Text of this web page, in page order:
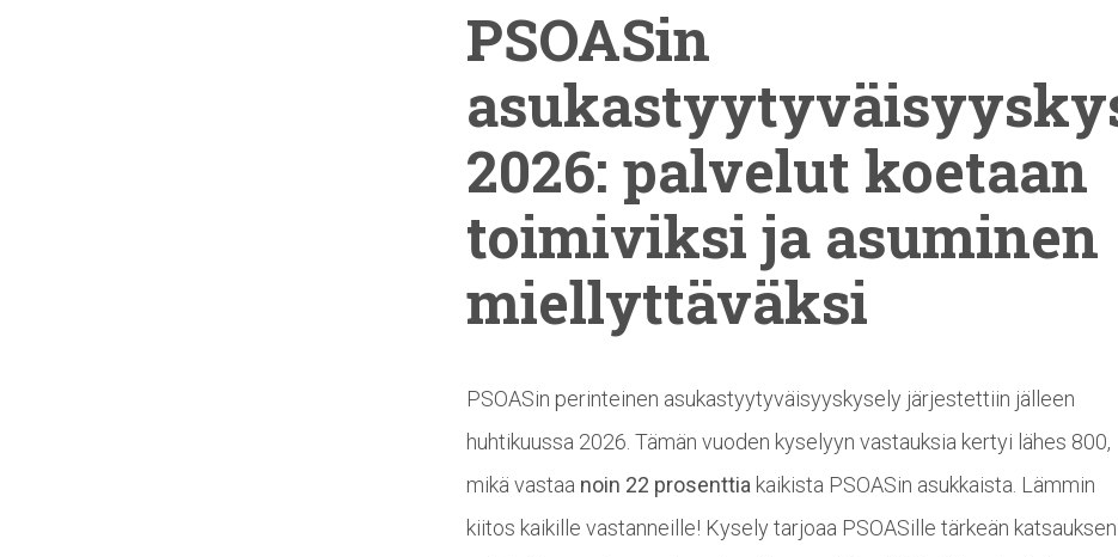
PSOASin
2026: palvelut koetaan
toimiviksi ja asuminen
miellyttäväksi
PSOASin perinteinen asukastyytyväisyyskysely järjestettiin jälleen
huhtikuussa 2026. Tämän vuoden kyselyyn vastauksia kertyi lähes 800,
mikä vastaa noin 22 prosenttia kaikista PSOASin asukkaista. Lämmin
kiitos kaikille vastanneille! Kysely tarjoaa PSOASille tärkeän katsauksen